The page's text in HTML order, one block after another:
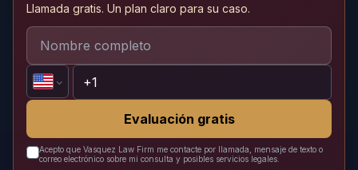
Llamada gratis. Un plan claro para su caso.
Evaluación gratis
Acepto que Vasquez Law Firm me contacte por llamada, mensaje de texto o
correo electrónico sobre mi consulta y posibles servicios legales.